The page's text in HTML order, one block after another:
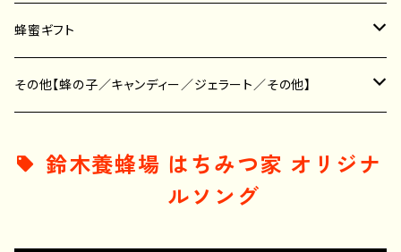
その他の蜂蜜
蜂蜜ギフト
せっけん
その他【蜂の子／キャンディー／ジェラート／その他】
ジェラート
鈴木養蜂場 はちみつ家 オリジナ
ルソング